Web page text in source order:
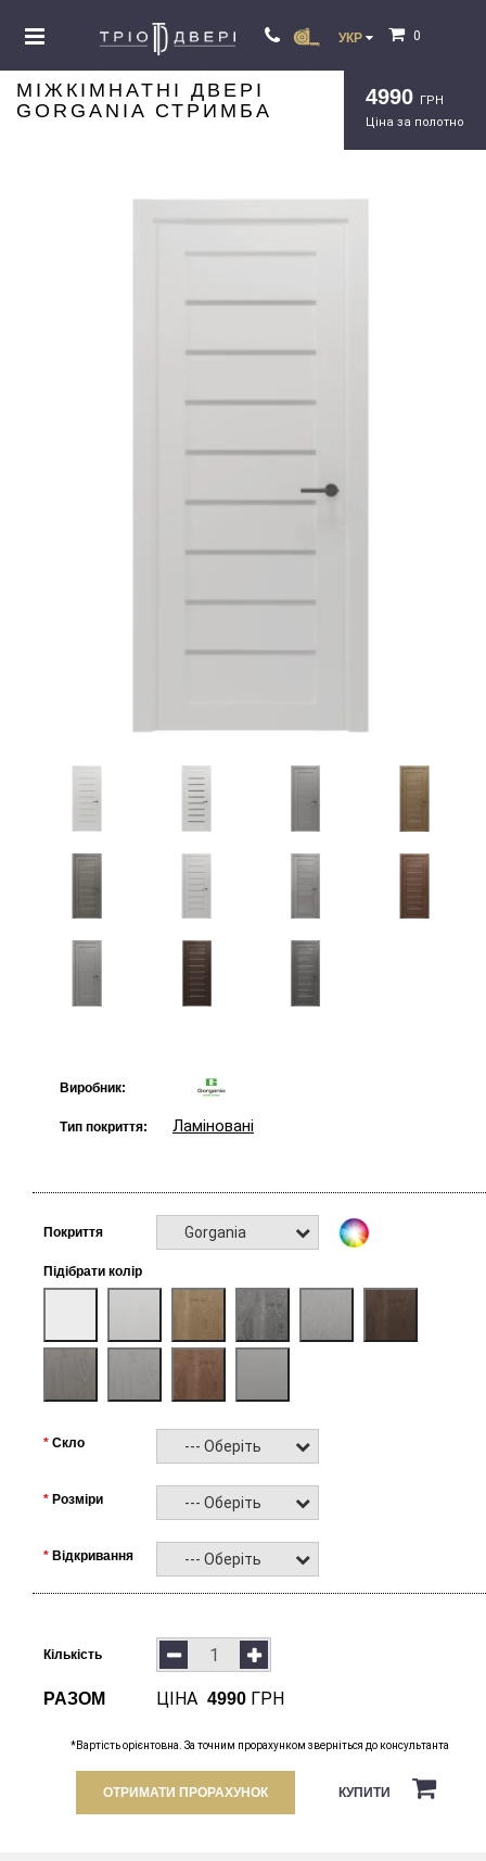
УКР 0
МІЖКІМНАТНІ ДВЕРІ
GORGANIA СТРИМБА
4990 ГРН
Ціна за полотно
Виробник:
Тип покриття: Ламіновані
Покриття Gorgania
Підібрати колір
Скло --- Оберіть ---
Розміри --- Оберіть ---
Відкривання --- Оберіть ---
Кількість
РАЗОМ ЦІНА 4990 ГРН
*Вартість орієнтовна. За точним прорахунком зверніться до консультанта
ОТРИМАТИ ПРОРАХУНОК КУПИТИ